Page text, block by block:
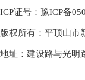
ICP证号：豫ICP备
版权所有：平顶山
地址：建设路与光